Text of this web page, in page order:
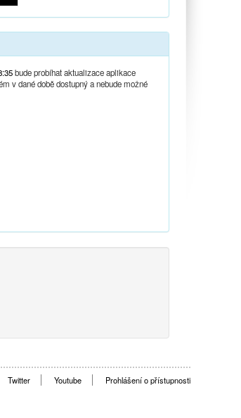
bude probíhat aktualizace aplikace
v dané době dostupný a nebude možné
Twitter Youtube Prohlášení o přístupnosti